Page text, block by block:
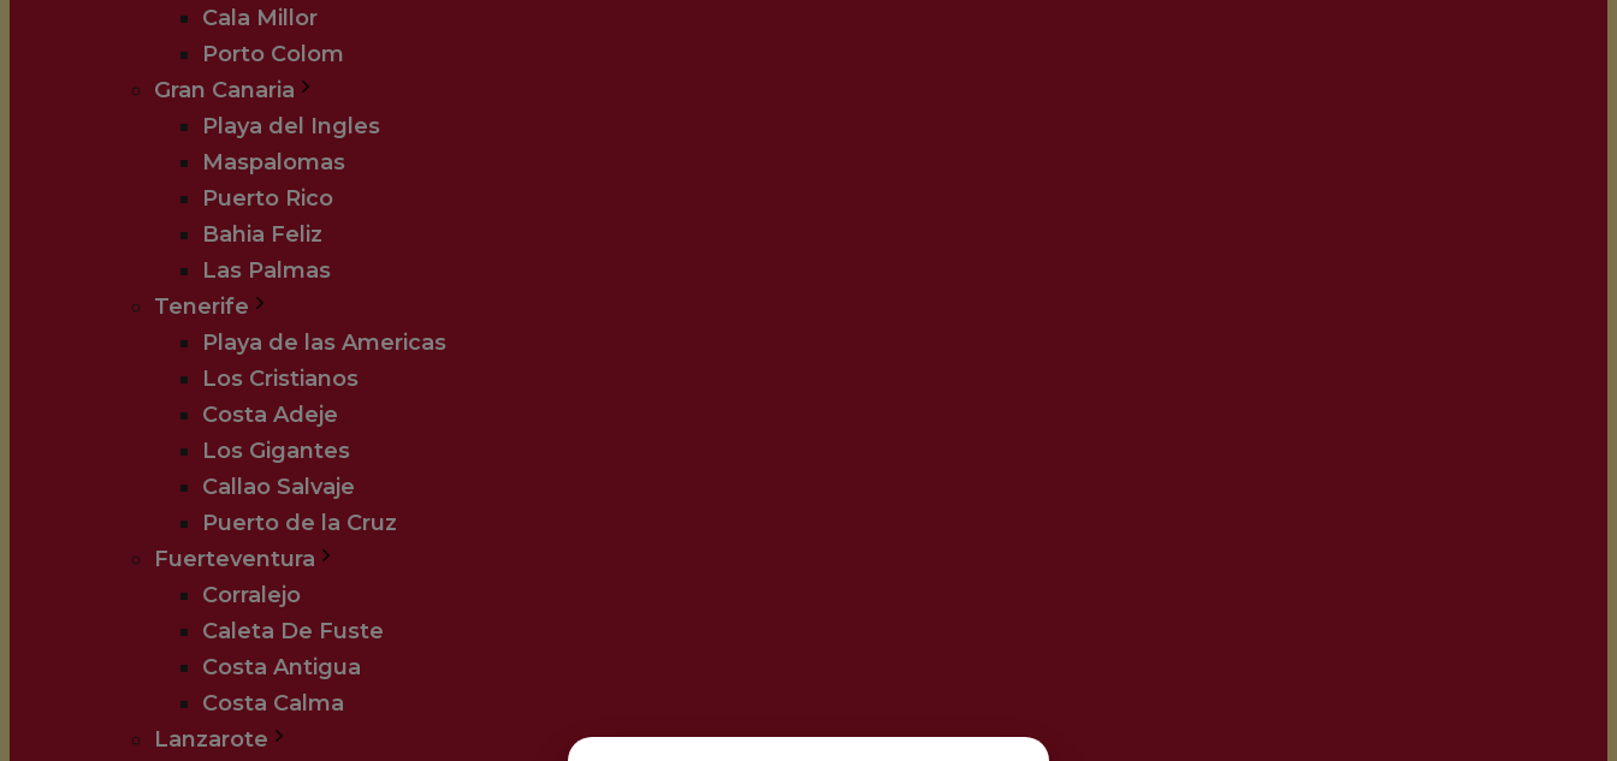
Cala Millor
Porto Colom
Gran Canaria
Playa del Ingles
Maspalomas
Puerto Rico
Bahia Feliz
Las Palmas
Tenerife
Playa de las Americas
Los Cristianos
Costa Adeje
Los Gigantes
Callao Salvaje
Puerto de la Cruz
Fuerteventura
Corralejo
Caleta De Fuste
Costa Antigua
Costa Calma
Lanzarote